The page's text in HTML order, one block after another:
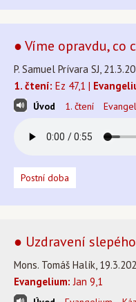
● Víme opravdu, co
P. Samuel Prívara SJ,
1. čtení: Ez 47,1 |
Úvod 1. čtení
Postní doba
● Uzdravení
Mons. Tomáš Halík,
Evangelium: Jan 9,1